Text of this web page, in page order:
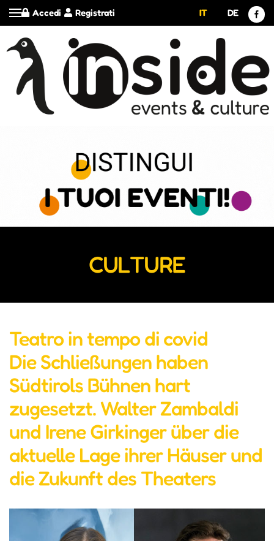
Registrati
Accedi IT DE
CULTURE
Teatro in tempo di covid
Die Schließungen haben
Südtirols Bühnen hart
zugesetzt. Walter Zambaldi
und Irene Girkinger über die
aktuelle Lage ihrer Häuser und
die Zukunft des Theaters